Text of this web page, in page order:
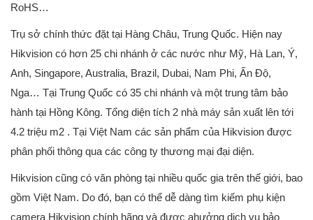
RoHS…
Trụ sở chính thức đặt tại Hàng Châu, Trung Quốc. Hiện nay
Hikvision có hơn 25 chi nhánh ở các nước như Mỹ, Hà Lan, Ý,
Anh, Singapore, Australia, Brazil, Dubai, Nam Phi, Ấn Độ,
Nga… Tại Trung Quốc có 35 chi nhánh và một trung tâm bảo
hành tại Hồng Kông. Tổng diện tích 2 nhà máy sản xuất lên tới
4.2 triệu m2 . Tại Việt Nam các sản phẩm của Hikvision được
phân phối thông qua các công ty thương mại đại diện.
Hikvision cũng có văn phòng tại nhiều quốc gia trên thế giới, bao
gồm Việt Nam. Do đó, bạn có thể dễ dàng tìm kiếm phụ kiện
camera Hikvision chính hãng và được ahưởng dịch vụ bảo